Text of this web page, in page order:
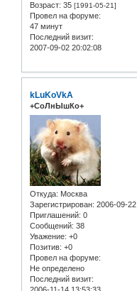
Возраст: 35 [1991-05-21]
Провел на форуме:
47 минут
Последний визит:
2007-09-02 20:02:08
kLuKoVkA
+СоЛнЫшКо+
Откуда: Москва
Зарегистрирован: 2006-09-22
Приглашений: 0
Сообщений: 38
Уважение: +0
Позитив: +0
Провел на форуме:
Не определено
Последний визит: